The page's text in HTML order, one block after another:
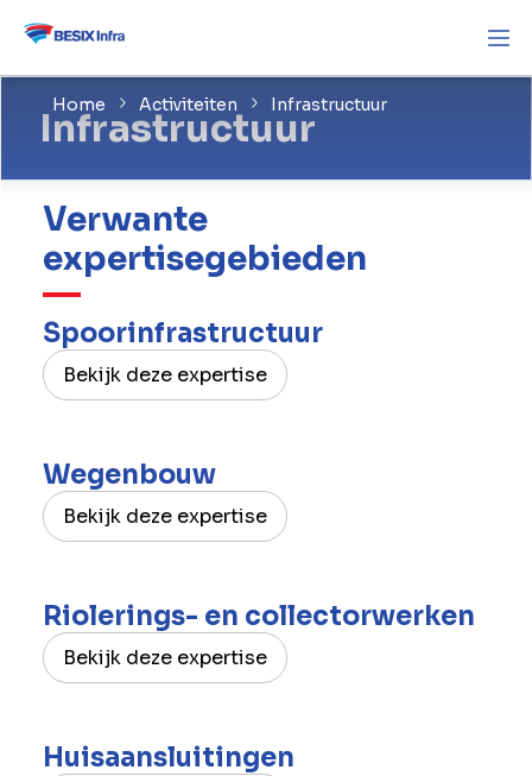
Home Activiteiten Infrastructuur
Infrastructuur
Verwante
expertisegebieden
Spoorinfrastructuur
Bekijk deze expertise
Wegenbouw
Bekijk deze expertise
Riolerings- en collectorwerken
Bekijk deze expertise
Huisaansluitingen